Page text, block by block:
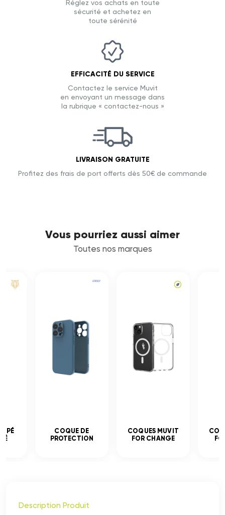
Réglez vos achats en toute
sécurité et achetez en
toute sérénité
EFFICACITÉ DU SERVICE
Contactez le service Muvit
en envoyant un message dans
la rubrique « contactez-nous »
LIVRAISON GRATUITE
Profitez des frais de port offerts dès 50€ de commande
Vous pourriez aussi aimer
Toutes nos marques
COQUE DE
PROTECTION
COQUES MUVIT
FOR CHANGE
Description Produit